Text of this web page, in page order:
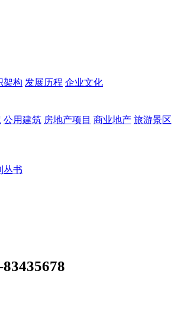
架构 发展历程 企业文化
公用建筑 房地产项目 商业地产 旅游景区
丛书
83435678